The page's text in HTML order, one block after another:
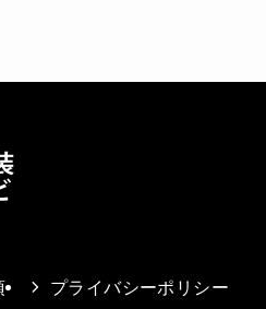
プライバシーポリシー